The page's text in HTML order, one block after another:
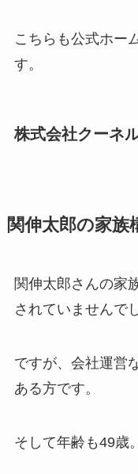
こちらも公式ホー
す。
株式会社クーネ
関伸太郎の家族
関伸太郎さんの家
されていませんで
ですが、会社運営
ある方です。
そして年齢も49歳。